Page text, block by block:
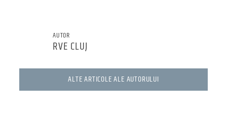
AUTOR
RVE CLUJ
ALTE ARTICOLE ALE AUTORULUI